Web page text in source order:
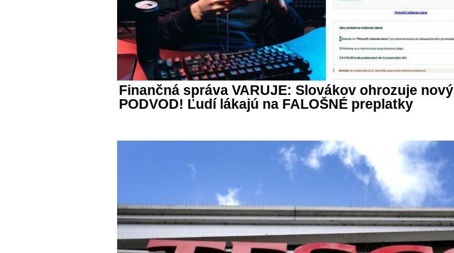
Finančná správa VARUJE: Slovákov ohrozuje nový
PODVOD! Ľudí lákajú na FALOŠNÉ preplatky